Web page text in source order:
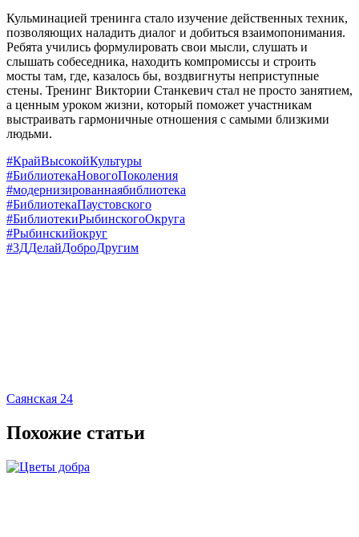
Кульминацией тренинга стало изучение действенных техник,
позволяющих наладить диалог и добиться взаимопонимания.
Ребята учились формулировать свои мысли, слушать и
слышать собеседника, находить компромиссы и строить
мосты там, где, казалось бы, воздвигнуты неприступные
стены. Тренинг Виктории Станкевич стал не просто занятием,
а ценным уроком жизни, который поможет участникам
выстраивать гармоничные отношения с самыми близкими
людьми.
#КрайВысокойКультуры
#БиблиотекаНовогоПоколения
#модернизированнаябиблиотека
#БиблиотекаПаустовского
#БиблиотекиРыбинскогоОкруга
#Рыбинскийокруг
#3ДДелайДоброДругим
Саянская 24
Похожие статьи